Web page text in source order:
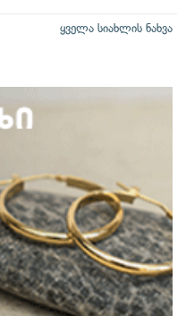
ყველა სიახლის ნახვა